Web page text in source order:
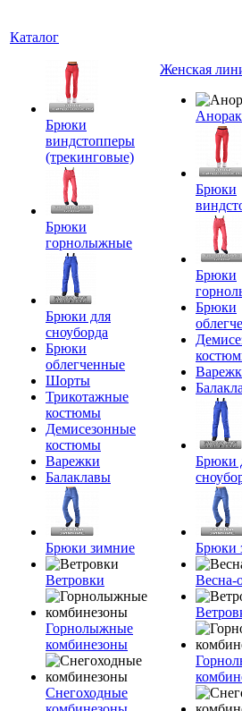
Каталог
Брюки
виндстопперы
(трекинговые)
Брюки
горнолыжные
Брюки для
сноуборда
Брюки
облегченные
Шорты
Трикотажные
костюмы
Демисезонные
костюмы
Варежки
Балаклавы
Брюки зимние
Ветровки
Горнолыжные
комбинезоны
Снегоходные
Женская
Брюки
Брюки
Брюки
Брюки
Брюки
Весна-